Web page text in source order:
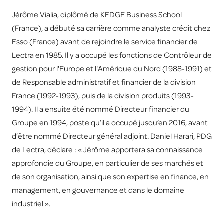
Jérôme Vialia, diplômé de KEDGE Business School
(France), a débuté sa carrière comme analyste crédit chez
Esso (France) avant de rejoindre le service financier de
Lectra en 1985. Il y a occupé les fonctions de Contrôleur de
gestion pour l'Europe et l'Amérique du Nord (1988-1991) et
de Responsable administratif et financier de la division
France (1992-1993), puis de la division produits (1993-
1994). Il a ensuite été nommé Directeur financier du
Groupe en 1994, poste qu’il a occupé jusqu’en 2016, avant
d’être nommé Directeur général adjoint. Daniel Harari, PDG
de Lectra, déclare : « Jérôme apportera sa connaissance
approfondie du Groupe, en particulier de ses marchés et
de son organisation, ainsi que son expertise en finance, en
management, en gouvernance et dans le domaine
industriel ».